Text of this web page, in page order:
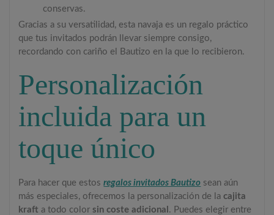
conservas.
Gracias a su versatilidad, esta navaja es un regalo práctico
que tus invitados podrán llevar siempre consigo,
recordando con cariño el Bautizo en la que lo recibieron.
Personalización
incluida para un
toque único
Para hacer que estosregalos invitados Bautizo sean aún
más especiales, ofrecemos la personalización de lacajita
kraft a todo color sin coste adicional . Puedes elegir entre